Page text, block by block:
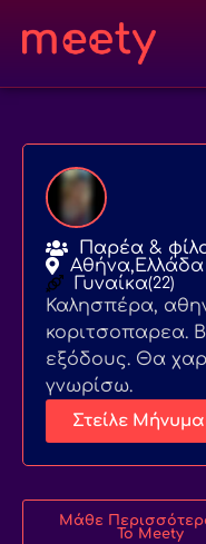
Παρέα &
Αθήνα,Ελλάδα
Γυναίκα(22)
Καλησπέρα,
κοριτσοπαρεα.
εξόδους. Θα
γνωρίσω.
Στείλε Μήνυμα
Μάθε
Το Meety